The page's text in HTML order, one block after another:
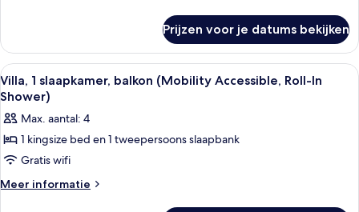
Accessible)
laden
1
slaapkamer,
balkon
(Hearing
Accessible)
Prijzen voor je datums bekijken
Alle
foto's
Villa,
1
slaapkamer,
balkon
Een woonkamer met een bank,
7
Villa, 1 slaapkamer, balkon (Mobility Accessible, Roll-In
Shower)
Max. aantal: 4
1 kingsize bed en 1 tweepersoons slaapbank
Gratis wifi
Meer informatie
Meer